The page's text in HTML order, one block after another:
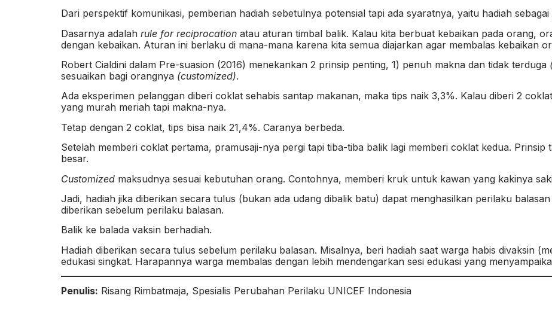
Dari perspektif komunikasi, pemberian hadiah sebetulnya potensial tapi ada syaratnya, yaitu hadiah
Dasarnya adalah rule for reciprocation atau aturan timbal balik. Kalau kita berbuat kebaikan pada orang,
dengan kebaikan. Aturan ini berlaku di mana-mana karena kita semua diajarkan agar membalas kebaikan
Robert Cialdini dalam Pre-suasion (2016) menekankan 2 prinsip penting, 1) penuh makna dan tidak terduga
sesuaikan bagi orangnya (customized).
Ada eksperimen pelanggan diberi coklat sehabis santap makanan, maka tips naik 3,3%. Kalau diberi 2
yang murah meriah tapi makna-nya.
Tetap dengan 2 coklat, tips bisa naik 21,4%. Caranya berbeda.
Setelah memberi coklat pertama, pramusaji-nya pergi tapi tiba-tiba balik lagi memberi coklat kedua. Prinsip
besar.
Customized maksudnya sesuai kebutuhan orang. Contohnya, memberi kruk untuk kawan yang kakinya
Jadi, hadiah jika diberikan secara tulus (bukan ada udang dibalik batu) dapat menghasilkan perilaku
diberikan sebelum perilaku balasan.
Balik ke balada vaksin berhadiah.
Hadiah diberikan secara tulus sebelum perilaku balasan. Misalnya, beri hadiah saat warga habis divaksin
edukasi singkat. Harapannya warga membalas dengan lebih mendengarkan sesi edukasi yang
Penulis: Risang Rimbatmaja, Spesialis Perubahan Perilaku UNICEF Indonesia